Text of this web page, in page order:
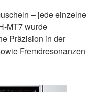
– jede einzelne
MT7 wurde
Präzision in der
Fremdresonanzen